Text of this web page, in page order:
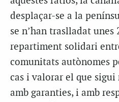
desplaçar-se a la
se n’han traslladat unes
repartiment solidari
comunitats autònomes
cas i valorar el que sigui
amb garanties, i amb